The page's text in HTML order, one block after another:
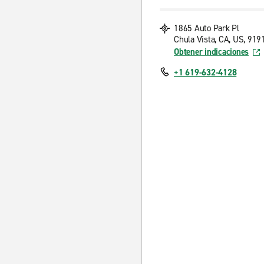
1865 Auto Park Pl
Chula Vista, CA, US,
Obtener indicaciones
+1 619-632-4128